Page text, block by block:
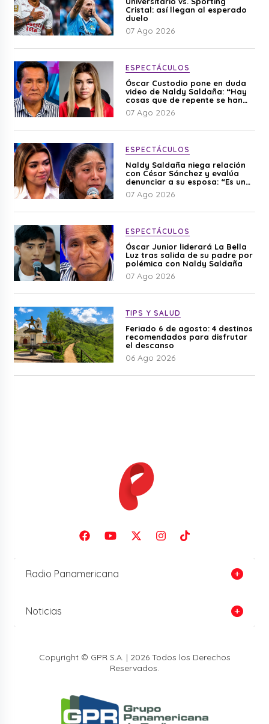
Cristal: así llegan al esperado
duelo
07 Ago 2026
ESPECTÁCULOS
Óscar Custodio pone en duda
video de Naldy Saldaña: “Hay
cosas que de repente se han
editado”
07 Ago 2026
ESPECTÁCULOS
Naldy Saldaña niega relación
con César Sánchez y evalúa
denunciar a su esposa: “Es una
difamación”
07 Ago 2026
ESPECTÁCULOS
Óscar Junior liderará La Bella
Luz tras salida de su padre por
polémica con Naldy Saldaña
07 Ago 2026
TIPS Y SALUD
Feriado 6 de agosto: 4 destinos
recomendados para disfrutar
el descanso
06 Ago 2026
Radio Panamericana
Noticias
Copyright © GPR S.A. | 2026 Todos los Derechos
Reservados.